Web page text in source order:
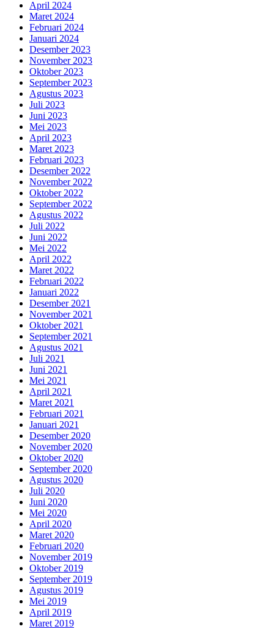
April 2024
Maret 2024
Februari 2024
Januari 2024
Desember 2023
November 2023
Oktober 2023
September 2023
Agustus 2023
Juli 2023
Juni 2023
Mei 2023
April 2023
Maret 2023
Februari 2023
Desember 2022
November 2022
Oktober 2022
September 2022
Agustus 2022
Juli 2022
Juni 2022
Mei 2022
April 2022
Maret 2022
Februari 2022
Januari 2022
Desember 2021
November 2021
Oktober 2021
September 2021
Agustus 2021
Juli 2021
Juni 2021
Mei 2021
April 2021
Maret 2021
Februari 2021
Januari 2021
Desember 2020
November 2020
Oktober 2020
September 2020
Agustus 2020
Juli 2020
Juni 2020
Mei 2020
April 2020
Maret 2020
Februari 2020
November 2019
Oktober 2019
September 2019
Agustus 2019
Mei 2019
April 2019
Maret 2019